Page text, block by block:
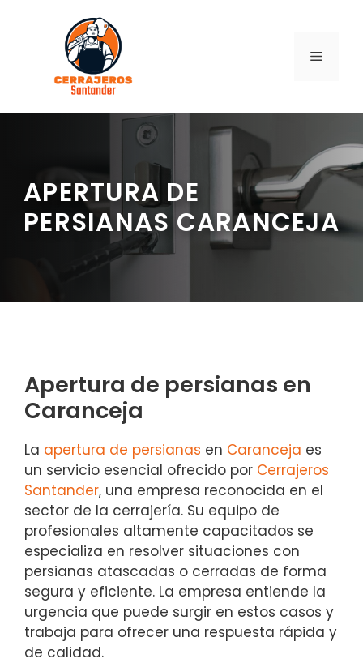
contenido
MENÚ
APERTURA DE
PERSIANAS CARANCEJA
Apertura de persianas en
Caranceja
La apertura de persianas en Caranceja es
un servicio esencial ofrecido por Cerrajeros
Santander, una empresa reconocida en el
sector de la cerrajería. Su equipo de
profesionales altamente capacitados se
especializa en resolver situaciones con
persianas atascadas o cerradas de forma
segura y eficiente. La empresa entiende la
urgencia que puede surgir en estos casos y
trabaja para ofrecer una respuesta rápida y
de calidad.